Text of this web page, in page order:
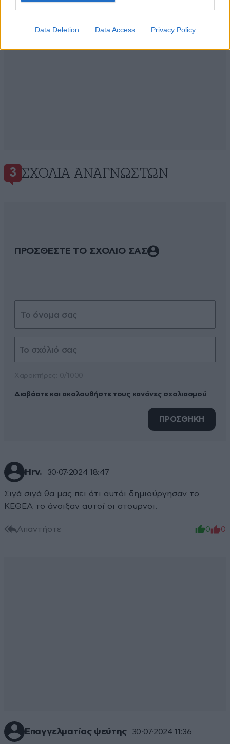
Data Deletion Data Access Privacy Policy
3 ΣΧΌΛΙΑ ΑΝΑΓΝΩΣΤΏΝ
ΠΡΟΣΘΕΣΤΕ ΤΟ ΣΧΟΛΙΟ ΣΑΣ
Διαβάστε και ακολουθήστε τους κανόνες σχολιασμού
ΠΡΟΣΘΗΚΗ
Hrv. 30·07·2024 18:47
Σιγά σιγά θα μας πει ότι αυτόι δημιούργησαν το
ΚΕΘΕΑ το άνοιξαν αυτοί οι στουρνοι.
Απαντήστε 0 0
Επαγγελματίας ψεύτης 30·07·2024 11:36